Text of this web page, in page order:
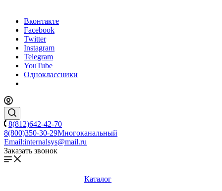
Вконтакте
Facebook
Twitter
Instagram
Telegram
YouTube
Одноклассники
8(812)642-42-70
8(800)350-30-29Многоканальный
Email:internalsys@mail.ru
Заказать звонок
Каталог